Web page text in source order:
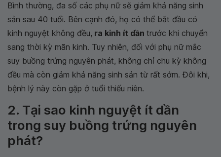
Bình thường, đa số các phụ nữ sẽ giảm khả năng sinh
sản sau 40 tuổi. Bên cạnh đó, họ có thể bắt đầu có
kinh nguyệt không đều, ra kinh ít dần trước khi chuyển
sang thời kỳ mãn kinh. Tuy nhiên, đối với phụ nữ mắc
suy buồng trứng nguyên phát, không chỉ chu kỳ không
đều mà còn giảm khả năng sinh sản từ rất sớm. Đôi khi,
bệnh lý này còn gặp ở tuổi thiếu niên.
2. Tại sao kinh nguyệt ít dần
trong suy buồng trứng nguyên
phát?